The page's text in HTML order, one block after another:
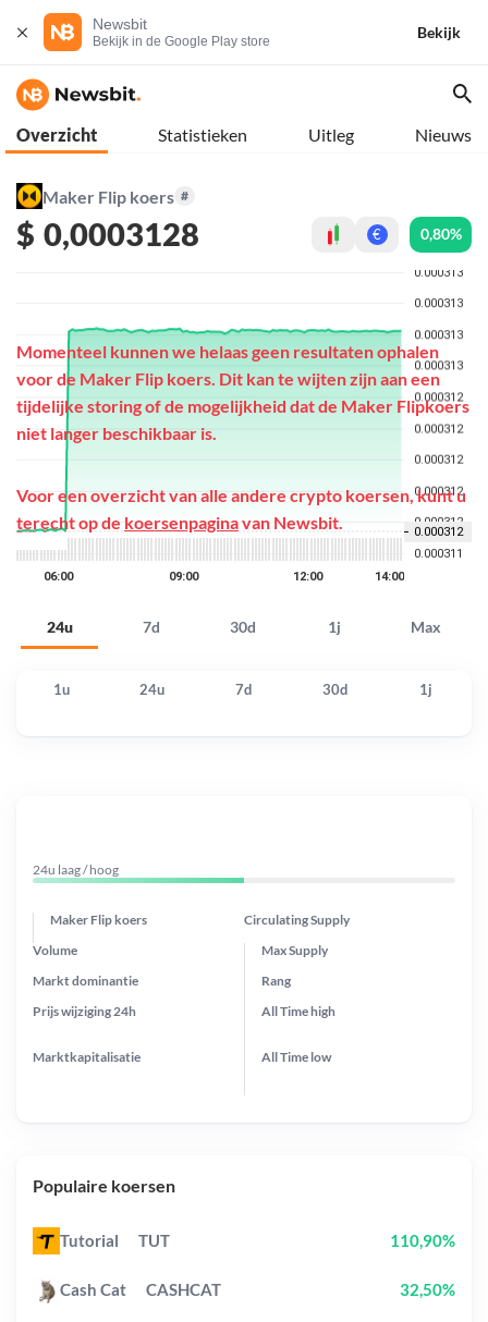
Newsbit
Bekijk in de Google Play store
Bekijk
Overzicht Statistieken Uitleg Nieuws
Maker Flip koers #
$ 0,0003128 € 0,80%
24u 7d 30d 1j Max
Momenteel kunnen we helaas geen resultaten ophalen
voor de Maker Flip koers. Dit kan te wijten zijn aan een
tijdelijke storing of de mogelijkheid dat de Maker Flipkoers
niet langer beschikbaar is.
Voor een overzicht van alle andere crypto koersen, kunt u
terecht op de koersenpaginavan Newsbit.
1u 24u 7d 30d 1j
24u laag / hoog
Maker Flip koers Circulating Supply
Prijs wijziging 24h
Max Supply
Markt dominantie
Marktkapitalisatie
Volume
Rang
All Timehigh
All Time low
Populaire koersen
Tutorial TUT 110,90%
Cash Cat CASHCAT 32,50%